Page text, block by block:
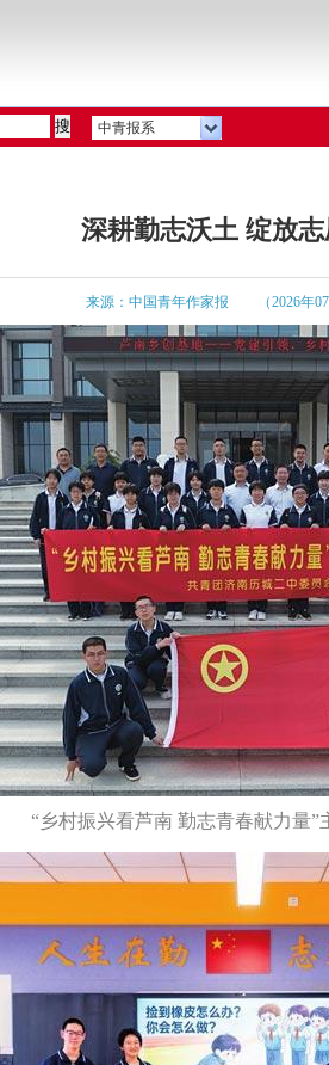
中青报系
深耕勤志沃土 绽放
来源：中国青年作家报 （2026年
“乡村振兴看芦南 勤志青春献力量”